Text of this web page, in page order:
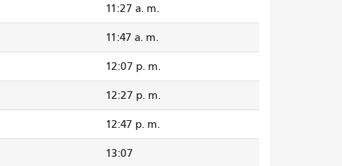
11:27 a. m.
11:47 a. m.
12:07 p. m.
12:27 p. m.
12:47 p. m.
13:07